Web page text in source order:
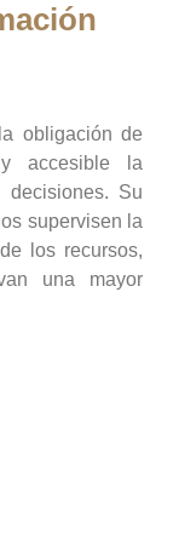
obligación de
accesible la
decisiones. Su
supervisen la
los recursos,
una mayor